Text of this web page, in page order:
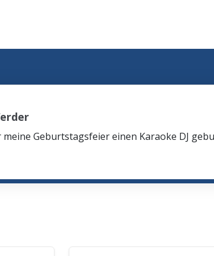
Geburtstagsfeier einen Karaoke DJ